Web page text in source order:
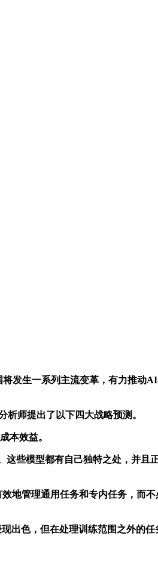
发生一系列主流变革，有力推动
师提出了以下四大战略预测。
本效益。
些模型都有自己独特之处，并且
管理通用任务和专内任务，而不
色，但在处理训练范围之外的任